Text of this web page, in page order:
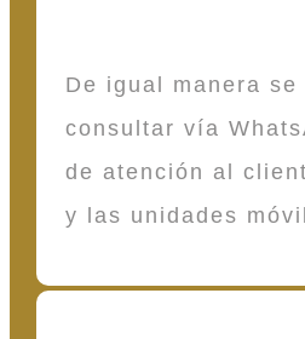
De igual manera se
consultar vía
de atención al
y las unidades